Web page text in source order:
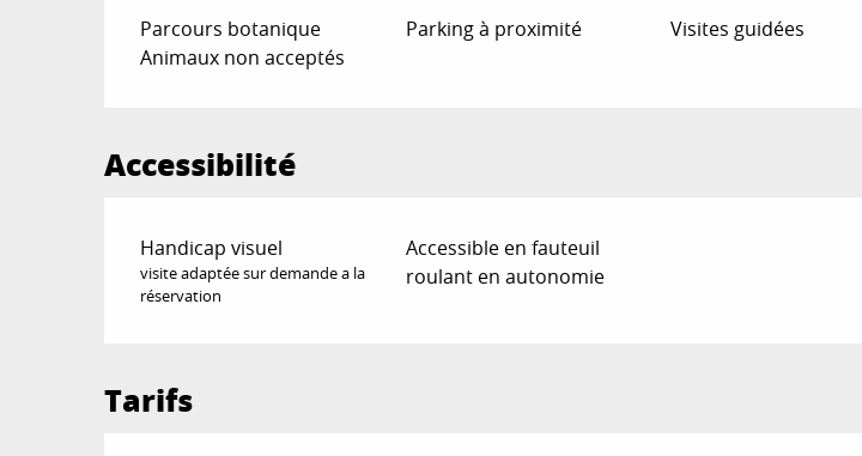
Parcours botanique Parking à proximité
Visites guidées
Animaux non acceptés
Accessibilité
Handicap visuel
visite adaptée sur demande a la
réservation
Accessible en fauteuil
roulant en autonomie
Tarifs